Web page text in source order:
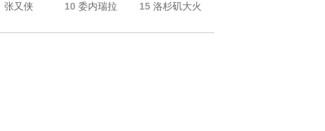
张又侠 10 委内瑞拉 15 洛杉矶大火